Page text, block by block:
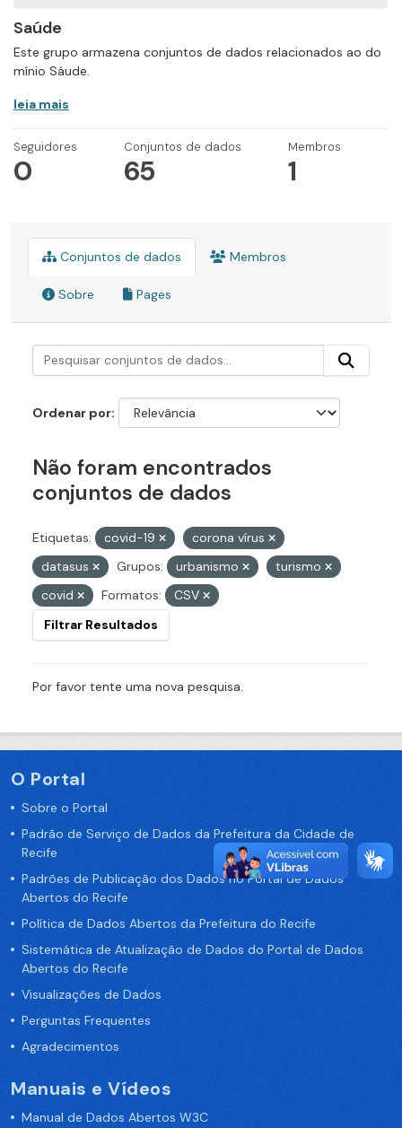
Saúde
Este grupo armazena conjuntos de dados relacionados ao do
mínio Sáude.
leia mais
Seguidores
0
Conjuntos de dados
65
Membros
1
Conjuntos de dados Membros
Sobre Pages
Ordenar por
Não foram encontrados
conjuntos de dados
Etiquetas: covid-19
corona vírus
datasus
Grupos: urbanismo
turismo
covid
Formatos:
CSV
Filtrar Resultados
Por favor tente uma nova pesquisa.
O Portal
Sobre o Portal
Padrão de Serviço de Dados da Prefeitura da Cidade de
Recife
Padrões de Publicação dos Dados no Portal de Dados
Abertos do Recife
Política de Dados Abertos da Prefeitura do Recife
Sistemática de Atualização de Dados do Portal de Dados
Abertos do Recife
Visualizações de Dados
Perguntas Frequentes
Agradecimentos
Manuais e Vídeos
Manual de Dados Abertos W3C